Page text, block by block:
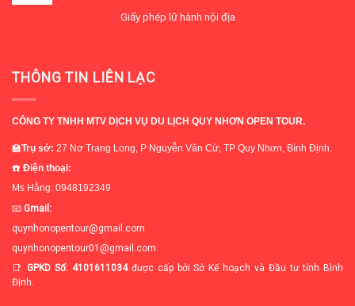
Giấy phép lữ hành nội địa
THÔNG TIN LIÊN LẠC
CÔNG TY TNHH MTV DỊCH VỤ DU LỊCH QUY NHƠN OPEN TOUR.
🏫Trụ sở: 27 Nơ Trang Long, P Nguyễn Văn Cừ, TP Quy Nhơn, Bình Định.
☎️ Điện thoại:
Ms Hằng: 0948192349
📧 Gmail:
quynhonopentour@gmail.com
quynhonopentour01@gmail.com
📑 GPKD Số: 4101611034được cấp bởi Sở Kế hoạch và Đầu tư tỉnh Bình
Định.